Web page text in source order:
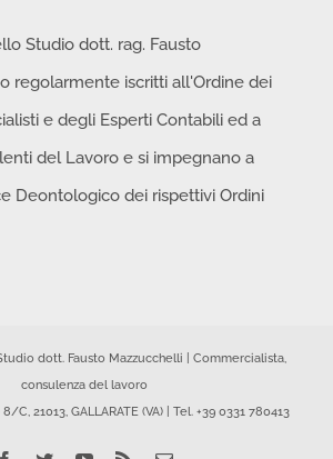
Studio dott. rag. Fausto
regolarmente iscritti all'Ordine dei
e degli Esperti Contabili ed a
del Lavoro e si impegnano a
Deontologico dei rispettivi Ordini
dott. Fausto Mazzucchelli | Commercialista,
consulenza del lavoro
21013, GALLARATE (VA) | Tel. +39 0331 780413